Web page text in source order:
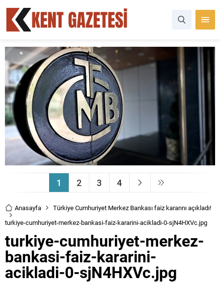
1 2 3 4
Anasayfa
Türkiye Cumhuriyet Merkez Bankası faiz kararını açıkladı!
turkiye-cumhuriyet-merkez-bankasi-faiz-kararini-acikladi-0-sjN4HXVc.jpg
turkiye-cumhuriyet-merkez-
bankasi-faiz-kararini-
acikladi-0-sjN4HXVc.jpg